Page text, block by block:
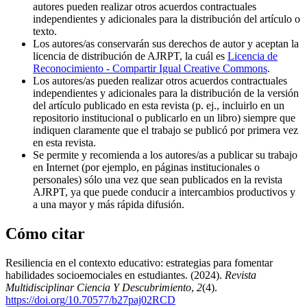
autores pueden realizar otros acuerdos contractuales
independientes y adicionales para la distribución del artículo o
texto.
Los autores/as conservarán sus derechos de autor y aceptan la
licencia de distribución de AJRPT, la cuál es Licencia de
Reconocimiento - Compartir Igual Creative Commons.
Los autores/as pueden realizar otros acuerdos contractuales
independientes y adicionales para la distribución de la versión
del artículo publicado en esta revista (p. ej., incluirlo en un
repositorio institucional o publicarlo en un libro) siempre que
indiquen claramente que el trabajo se publicó por primera vez
en esta revista.
Se permite y recomienda a los autores/as a publicar su trabajo
en Internet (por ejemplo, en páginas institucionales o
personales) sólo una vez que sean publicados en la revista
AJRPT, ya que puede conducir a intercambios productivos y
a una mayor y más rápida difusión.
Cómo citar
Resiliencia en el contexto educativo: estrategias para fomentar
habilidades socioemociales en estudiantes. (2024). Revista
Multidisciplinar Ciencia Y Descubrimiento, 2(4).
https://doi.org/10.70577/b27paj02RCD